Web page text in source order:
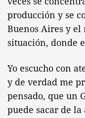
producción y se
Buenos Aires y el
situación, donde
Yo escucho con
y de verdad me
pensado, que un
puede sacar de